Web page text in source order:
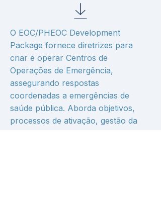
O EOC/PHEOC Development
Package fornece diretrizes para
criar e operar Centros de
Operações de Emergência,
assegurando respostas
coordenadas a emergências de
saúde pública. Aborda objetivos,
processos de ativação, gestão da